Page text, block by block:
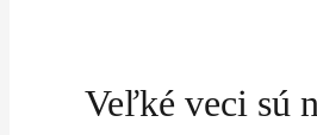
Veľké veci sú